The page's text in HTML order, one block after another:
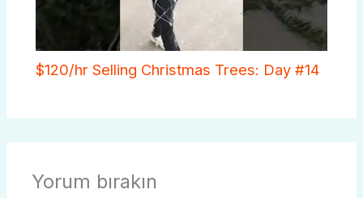
$120/hr Selling Christmas Trees: Day #14
Yorum bırakın